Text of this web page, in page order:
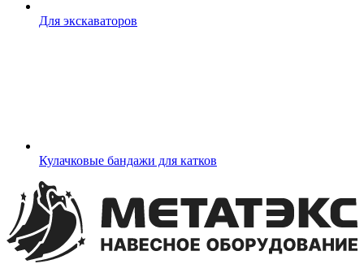
Для экскаваторов
Кулачковые бандажи для катков